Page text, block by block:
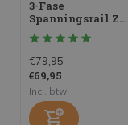
3-Fase
Spanningsrail Z...
€79,95
€69,95
Incl. btw